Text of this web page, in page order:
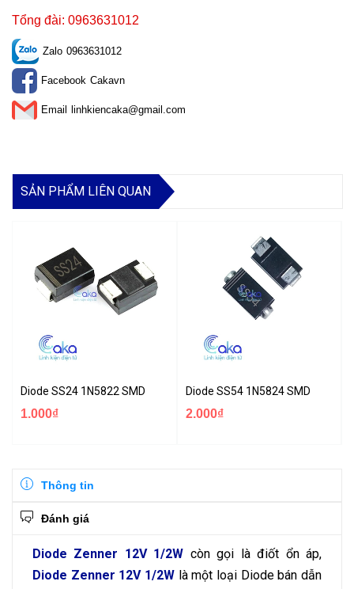
Tổng đài: 0963631012
Zalo 0963631012
Facebook Cakavn
Email linhkiencaka@gmail.com
SẢN PHẨM LIÊN QUAN
Diode SS24 1N5822 SMD
1.000₫
Diode SS54 1N5824 SMD
2.000₫
Thông tin
Đánh giá
Diode Zenner 12V 1/2W còn gọi là điốt ổn áp,
Diode Zenner 12V 1/2W là một loại Diode bán dẫn